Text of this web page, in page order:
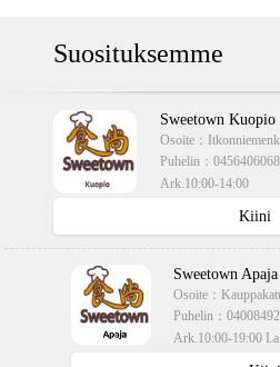
Suosituksemme
Sweetown Kuopio
Osoite：
Puhelin：0456406068
Ark.10:00-14:00
Kiini
Sweetown Apaja
Osoite：
Puhelin：
Ark.10:00-19:00